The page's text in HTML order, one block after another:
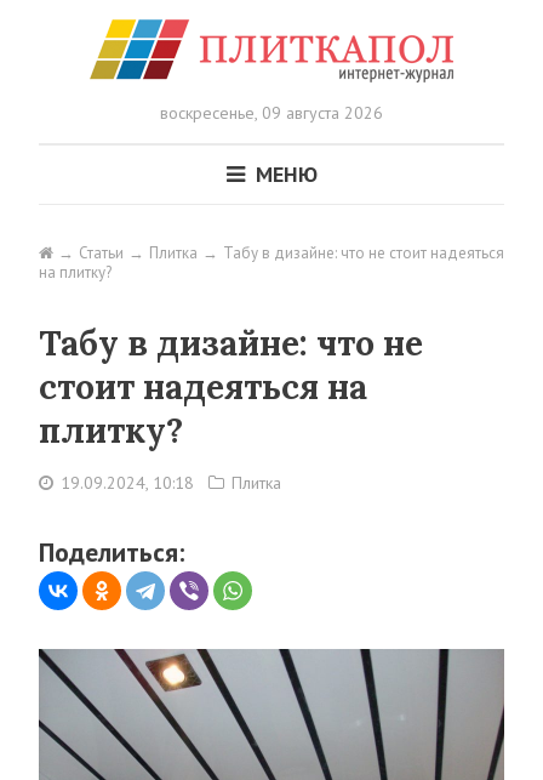
воскресенье, 09 августа 2026
МЕНЮ
Статьи Плитка
Табу в дизайне: что не стоит надеяться
на плитку?
Табу в дизайне: что не
стоит надеяться на
плитку?
19.09.2024, 10:18 Плитка
Поделиться: